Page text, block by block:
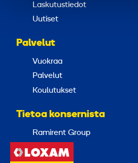
Laskutustiedot
Uutiset
Palvelut
Vuokraa
Palvelut
Koulutukset
Tietoa konsernista
Ramirent Group